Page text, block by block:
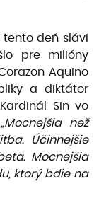
tento deň slávi
pre milióny
Aquino
a diktátor
Sin vo
„Mocnejšia než
Účinnejšie
Mocnejšia
ktorý bdie na